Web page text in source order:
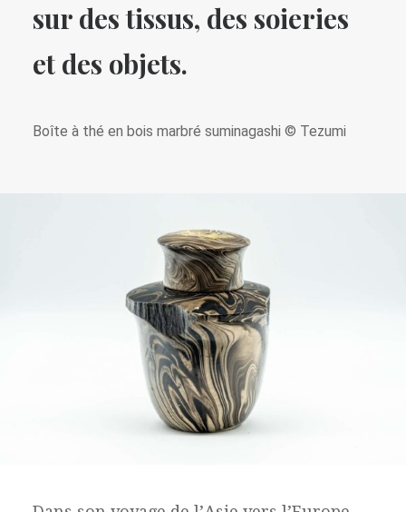
sur des tissus, des soieries
et des objets.
Boîte à thé en bois marbré suminagashi © Tezumi